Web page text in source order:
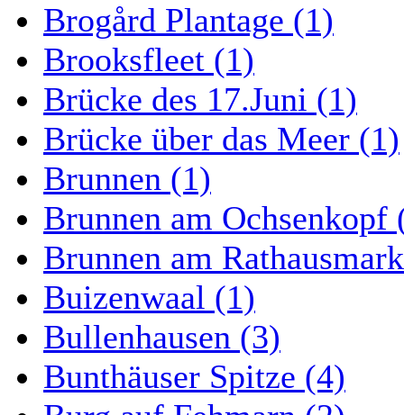
Brogård Plantage (1)
Brooksfleet (1)
Brücke des 17.Juni (1)
Brücke über das Meer (1)
Brunnen (1)
Brunnen am Ochsenkopf
Brunnen am
Buizenwaal (1)
Bullenhausen (3)
Bunthäuser Spitze (4)